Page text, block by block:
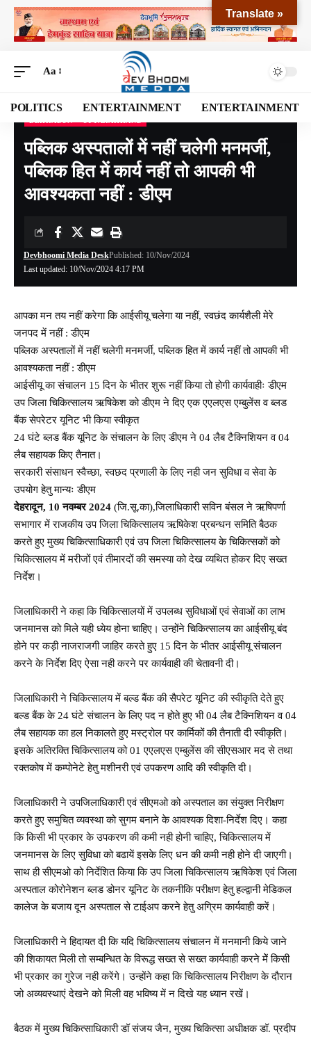
Aa
POLITICS ENTERTAINMENT ENTERTAINMENT
Devbhoomi Media>Blog>NATIONAL>UTTARAKHAND>DEHRADUN
पब्लिक अस्पतालों में नहीं चलेगी मनमर्जी,
पब्लिक हित में कार्य नहीं तो आपकी भी
आवश्यकता नहीं : डीएम
Last updated: 10/Nov/2024 4:17 PM
Devbhoomi Media DeskPublished: 10/Nov/2024
आपका मन तय नहीं करेगा कि आईसीयू चलेगा या नहीं, स्वछंद कार्यशैली मेरे
जनपद में नहीं : डीएम
पब्लिक अस्पतालों में नहीं चलेगी मनमर्जी, पब्लिक हित में कार्य नहीं तो आपकी भी
आवश्यकता नहीं : डीएम
आईसीयू का संचालन 15 दिन के भीतर शुरू नहीं किया तो होगी कार्यवाहीः डीएम
उप जिला चिकित्सालय ऋषिकेश को डीएम ने दिए एक एएलएस एम्बुलेंस व ब्लड
बैंक सेपरेटर यूनिट भी किया स्वीकृत
24 घंटे ब्लड बैंक यूनिट के संचालन के लिए डीएम ने 04 लैब टैक्निशियन व 04
लैब सहायक किए तैनात।
सरकारी संसाधन स्वैच्छा, स्वछद प्रणाली के लिए नही जन सुविधा व सेवा के
उपयोग हेतु मान्यः डीएम
देहरादून, 10 नवम्बर 2024 (जि.सू.का),जिलाधिकारी सविन बंसल ने ऋषिपर्णा
सभागार में राजकीय उप जिला चिकित्सालय ऋषिकेश प्रबन्धन समिति बैठक
करते हुए मुख्य चिकित्साधिकारी एवं उप जिला चिकित्सालय के चिकित्सकों को
चिकित्सालय में मरीजों एवं तीमारदों की समस्या को देख व्यथित होकर दिए सख्त
निर्देश।
जिलाधिकारी ने कहा कि चिकित्सालयों में उपलब्ध सुविधाओं एवं सेवाओं का लाभ
जनमानस को मिले यही ध्येय होना चाहिए। उन्होंने चिकित्सालय का आईसीयू बंद
होने पर कड़ी नाजराजगी जाहिर करते हुए 15 दिन के भीतर आईसीयू संचालन
करने के निर्देश दिए ऐसा नही करने पर कार्यवाही की चेतावनी दी।
जिलाधिकारी ने चिकित्सालय में बल्ड बैंक की सैपरेट यूनिट की स्वीकृति देते हुए
बल्ड बैंक के 24 घंटे संचालन के लिए पद न होते हुए भी 04 लैब टैक्निशियन व 04
लैब सहायक का हल निकालते हुए मस्ट्रोल पर कार्मिकों की तैनाती दी स्वीकृति।
इसके अतिरक्ति चिकित्सालय को 01 एएलएस एम्बुलेंस की सीएसआर मद से तथा
रक्तकोष में कम्पोनेटे हेतु मशीनरी एवं उपकरण आदि की स्वीकृति दी।
जिलाधिकारी ने उपजिलाधिकारी एवं सीएमओ को अस्पताल का संयुक्त निरीक्षण
करते हुए समुचित व्यवस्था को सुगम बनाने के आवश्यक दिशा-निर्देश दिए। कहा
कि किसी भी प्रकार के उपकरण की कमी नही होनी चाहिए, चिकित्सालय में
जनमानस के लिए सुविधा को बढायें इसके लिए धन की कमी नही होने दी जाएगी।
साथ ही सीएमओ को निर्देशित किया कि उप जिला चिकित्सालय ऋषिकेश एवं जिला
अस्पताल कोरोनेशन ब्लड डोनर यूनिट के तकनीकि परीक्षण हेतु हल्द्वानी मेडिकल
कालेज के बजाय दून अस्पताल से टाईअप करने हेतु अग्रिम कार्यवाही करें।
जिलाधिकारी ने हिदायत दी कि यदि चिकित्सालय संचालन में मनमानी किये जाने
की शिकायत मिली तो सम्बन्धित के विरूद्ध सख्त से सख्त कार्यवाही करने मेें किसी
भी प्रकार का गुरेज नही करेंगे। उन्होंने कहा कि चिकित्सालय निरीक्षण के दौरान
जो अव्यवस्थाएं देखने को मिली वह भविष्य में न दिखे यह ध्यान रखें।
बैठक में मुख्य चिकित्साधिकारी डॉ संजय जैन, मुख्य चिकित्सा अधीक्षक डॉ. प्रदीप
Translate »